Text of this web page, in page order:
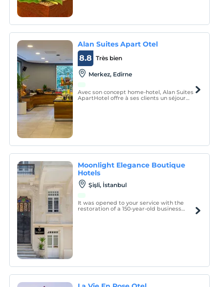
Alan Suites Apart Otel
Très bien
8.8
Merkez, Edirne
Avec son concept home-hotel, Alan Suites
ApartHotel offre à ses clients un séjour
Moonlight Elegance Boutique
Hotels
Şişli, İstanbul
It was opened to your service with the
restoration of a 150-year-old business
center built with Turkey's first Art Nouveau